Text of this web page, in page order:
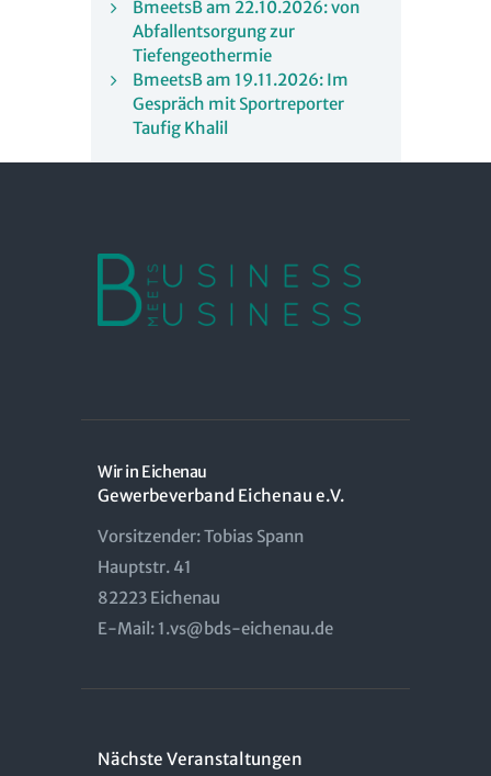
BmeetsB am 22.10.2026: von
Abfallentsorgung zur
Tiefengeothermie
BmeetsB am 19.11.2026: Im
Gespräch mit Sportreporter
Taufig Khalil
Wir in Eichenau
Gewerbeverband Eichenau e.V.
Vorsitzender: Tobias Spann
Hauptstr. 41
82223 Eichenau
E-Mail: 1.vs@bds-eichenau.de
Nächste Veranstaltungen